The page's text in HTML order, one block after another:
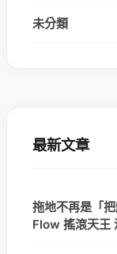
未分類
最新文章
拖地不再是「
Flow 搖滾天王